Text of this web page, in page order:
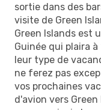
sortie dans des
visite de Green
Green Islands est
Guinée qui plaira
leur type de
ne ferez pas
vos prochaines
d'avion vers Green